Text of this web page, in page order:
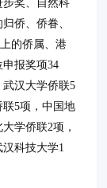
侨、侨眷、
的侨属、港
报奖项34
汉大学侨联5
5项，中国地
学侨联2项，
科技大学1